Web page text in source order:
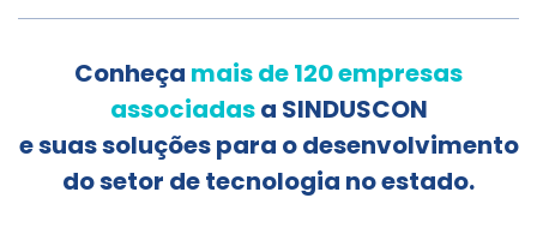
Conheça mais de 120 empresas
associadasa SINDUSCON
e suas soluções para o desenvolvimento
do setor de tecnologia no estado.